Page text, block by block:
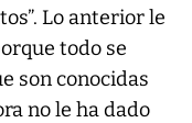
Lo anterior le
todo se
son conocidas
no le ha dado